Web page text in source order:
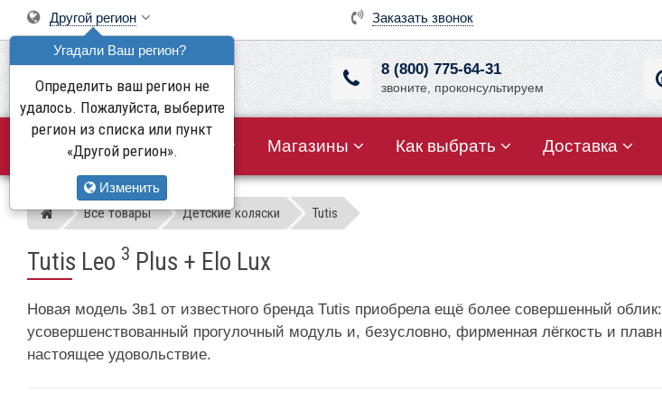
Заказать звонок
Другой регион
Угадали Ваш регион?
Определить ваш регион не
удалось. Пожалуйста, выберите
регион из списка или пункт
«Другой регион».
Изменить
8 (800) 775-64-31
звоните, проконсультируем
Все товары Акции Магазины Как выбрать Доставка
Магазин детских колясок
Все товары Детские коляски Tutis
Tutis Leo 3 Plus + Elo Lux
Новая модель 3в1 от известного бренда Tutis приобрела ещё более совершенный
усовершенствованный прогулочный модуль и, безусловно, фирменная лёгкость и
настоящее удовольствие.